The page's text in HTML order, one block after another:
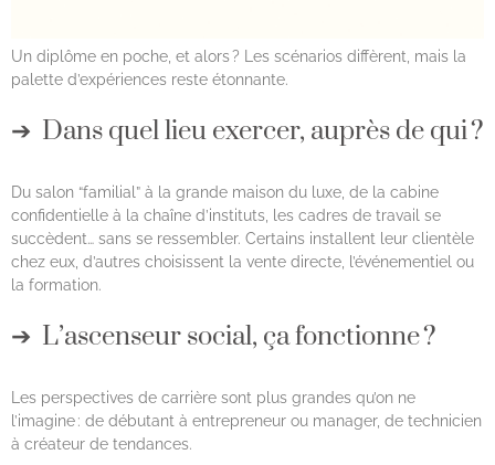
Un diplôme en poche, et alors ? Les scénarios diffèrent, mais la
palette d’expériences reste étonnante.
Dans quel lieu exercer, auprès de qui ?
Du salon “familial” à la grande maison du luxe, de la cabine
confidentielle à la chaîne d’instituts, les cadres de travail se
succèdent… sans se ressembler. Certains installent leur clientèle
chez eux, d’autres choisissent la vente directe, l’événementiel ou
la formation.
L’ascenseur social, ça fonctionne ?
Les perspectives de carrière sont plus grandes qu’on ne
l’imagine : de débutant à entrepreneur ou manager, de technicien
à créateur de tendances.